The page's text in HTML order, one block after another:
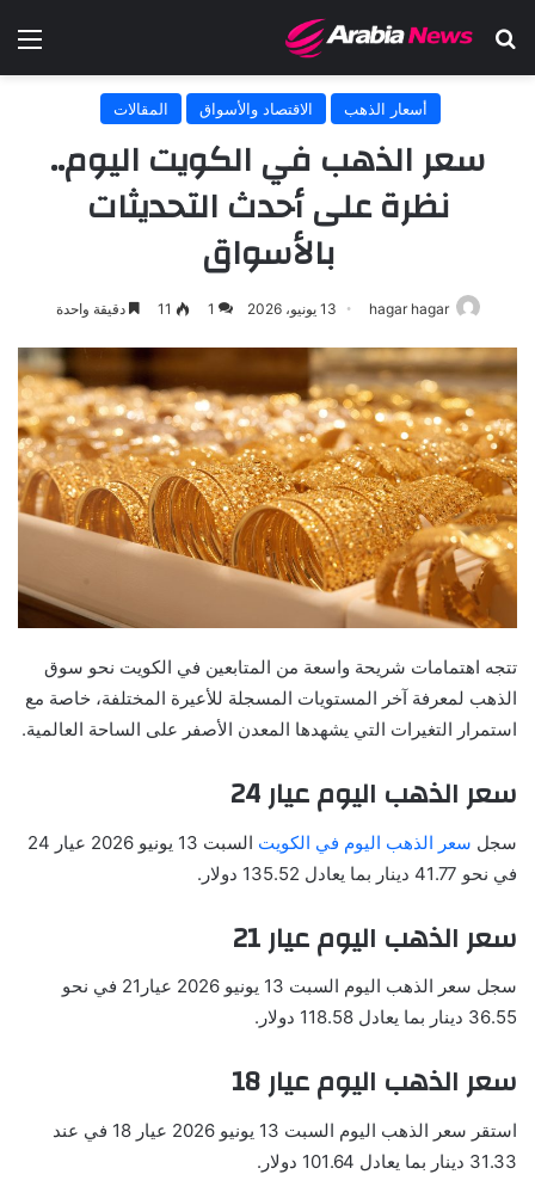
بحث عن
أسعار الذهب الاقتصاد والأسواق المقالات
سعر الذهب في الكويت اليوم..
نظرة على أحدث التحديثات
بالأسواق
hagar hagar 13 يونيو، 2026 1
11 دقيقة واحدة
تتجه اهتمامات شريحة واسعة من المتابعين في الكويت نحو سوق
الذهب لمعرفة آخر المستويات المسجلة للأعيرة المختلفة، خاصة مع
استمرار التغيرات التي يشهدها المعدن الأصفر على الساحة العالمية.
سعر الذهب اليوم عيار 24
سجل سعر الذهب اليوم في الكويت
السبت 13 يونيو 2026 عيار 24
في نحو 41.77 دينار بما يعادل 135.52 دولار.
سعر الذهب اليوم عيار 21
سجل سعر الذهب اليوم السبت 13 يونيو 2026 عيار21 في نحو
36.55 دينار بما يعادل 118.58 دولار.
سعر الذهب اليوم عيار 18
استقر سعر الذهب اليوم السبت 13 يونيو 2026 عيار 18 في عند
31.33 دينار بما يعادل 101.64 دولار.